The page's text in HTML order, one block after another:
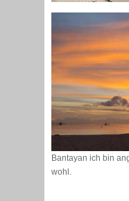
Bantayan ich bin
wohl.